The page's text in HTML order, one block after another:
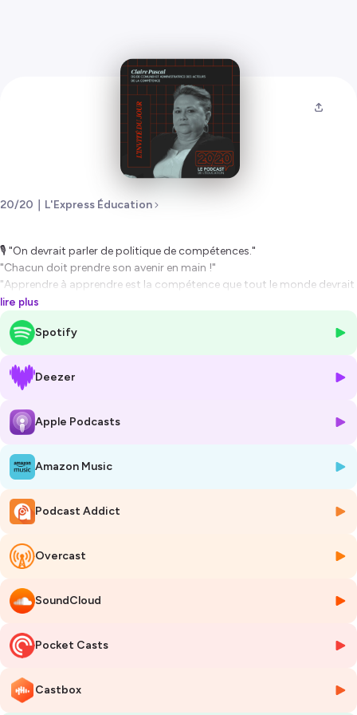
20/20｜L'Express Éducation
🎙️ "On devrait parler de politique de compétences."
"Chacun doit prendre son avenir en main !"
"Apprendre à apprendre est la compétence que tout le monde devrait
développer."
🎤 Au micro de Philippine Dolbeau dans
, Claire Pascal, directrice
Compétence, revient sur un sujet devenu central : la formation tout au
long de la vie.
Dans cet épisode, elle interroge notre rapport aux compétences dans
un monde où les carrières sont de moins en moins linéaires et où
chacun est amené à se réinventer plusieurs fois au cours de sa vie
professionnelle.
Avec elle, nous parlons d’employabilité, de reconversion,
d’investissement personnel, mais aussi du rôle que doivent jouer les
entreprises et les pouvoirs publics pour faire émerger une véritable
culture des compétences.
Un échange qui pose une question essentielle : dans un monde en
transformation permanente, la compétence la plus importante ne
serait-elle pas d’apprendre à apprendre ?
🎧 Bonne écoute !
Des questions ou envie de nous soumettre un nouvel invité, n’hésitez
pas à nous contacter sur nos réseaux sociaux @L'Express Éducation
lire plus
Spotify
Deezer
Apple Podcasts
Amazon Music
Podcast Addict
Overcast
SoundCloud
Pocket Casts
Castbox